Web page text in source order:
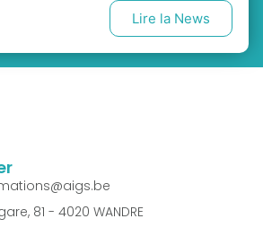
Lire la News
81 - 4020 WANDRE